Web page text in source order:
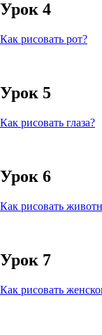
Урок 4
Как рисовать рот?
Урок 5
Как рисовать глаза?
Урок 6
Как рисовать
Урок 7
Как рисовать